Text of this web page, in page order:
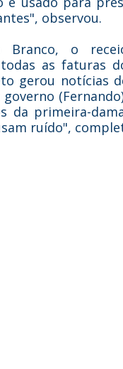
observou.
Branco, o
as faturas
gerou notícias
da primeira-
ruído",